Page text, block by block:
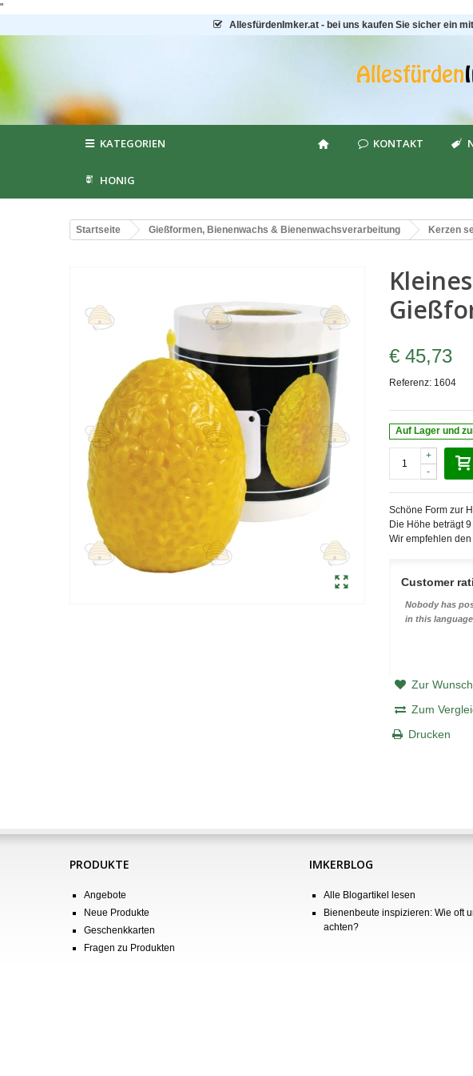
"
AllesfürdenImker.at - bei uns kaufen Sie sicher ein
KATEGORIEN KONTAKT
HONIG
Startseite Gießformen, Bienenwachs & Bienenwachsverarbeitung Kerzen
€ 45,73
Referenz: 1604
Auf Lager und
-
+
Schöne Form zur
Die Höhe beträgt
Wir empfehlen
Customer
Nobody has
in this language
Zur
Zum
Drucken
PRODUKTE
Angebote
Neue Produkte
Geschenkkarten
Fragen zu Produkten
IMKERBLOG
Alle Blogartikel lesen
Bienenbeute inspizieren: Wie oft
achten?